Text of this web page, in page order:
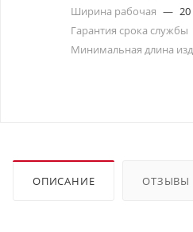
Ширина рабочая —
Гарантия срока службы
Минимальная длина
ОПИСАНИЕ ОТЗЫВЫ